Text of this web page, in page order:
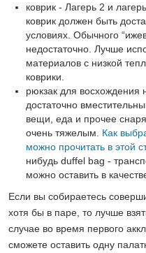
коврик - Лагерь 2 и
коврик должен быть
условиях. Обычного
недостаточно. Лучше
материалов с низкой
коврики.
рюкзак для
достаточно
вещи, еда и прочее
очень тяжелым. Как
можно прочитать в этой
нибудь duffel bag -
можно оставить в
Если вы собираетесь
хотя бы в паре, то лучше
случае во время первого
сможете оставить одну